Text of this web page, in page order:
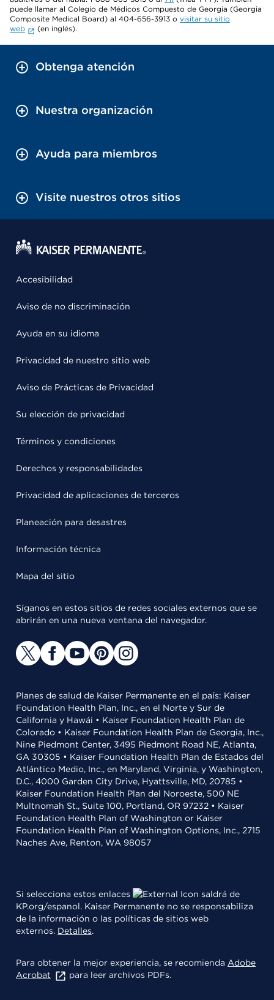
puede llamar al Colegio de Médicos Compuesto de Georgia (Georgia
Composite Medical Board) al 404-656-3913 o visitar su sitio
web
(en inglés).
Obtenga atención
Nuestra organización
Ayuda para miembros
Visite nuestros otros sitios
Accesibilidad
Aviso de no discriminación
Ayuda en su idioma
Privacidad de nuestro sitio web
Aviso de Prácticas de Privacidad
Su elección de privacidad
Términos y condiciones
Derechos y responsabilidades
Privacidad de aplicaciones de terceros
Planeación para desastres
Información técnica
Mapa del sitio
Síganos en estos sitios de redes sociales externos que se
abrirán en una nueva ventana del navegador.
Planes de salud de Kaiser Permanente en el país: Kaiser
Foundation Health Plan, Inc., en el Norte y Sur de
California y Hawái • Kaiser Foundation Health Plan de
Colorado • Kaiser Foundation Health Plan de Georgia, Inc.,
Nine Piedmont Center, 3495 Piedmont Road NE, Atlanta,
GA 30305 • Kaiser Foundation Health Plan de Estados del
Atlántico Medio, Inc., en Maryland, Virginia, y Washington,
D.C., 4000 Garden City Drive, Hyattsville, MD, 20785 •
Kaiser Foundation Health Plan del Noroeste, 500 NE
Multnomah St., Suite 100, Portland, OR 97232 • Kaiser
Foundation Health Plan of Washington or Kaiser
Foundation Health Plan of Washington Options, Inc., 2715
Naches Ave, Renton, WA 98057
Si selecciona estos enlaces
saldrá de
KP.org/espanol. Kaiser Permanente no se responsabiliza
de la información o las políticas de sitios web
externos. Detalles.
Para obtener la mejor experiencia, se recomienda Adobe
Acrobat
para leer archivos PDFs.